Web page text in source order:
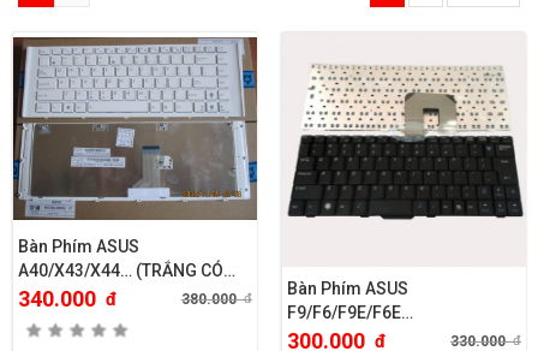
Bàn Phím ASUS
A40/X43/X44… (TRẮNG CÓ
KHUNG)
340.000 đ 380.000đ
Bàn Phím ASUS
F9/F6/F9E/F6E…
300.000 đ 330.000đ